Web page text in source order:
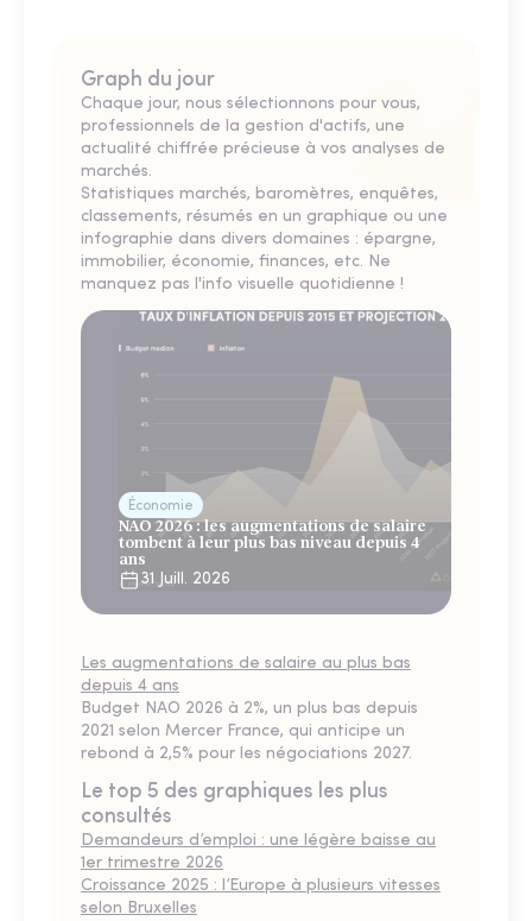
Graph du jour
Chaque jour, nous sélectionnons pour vous,
professionnels de la gestion d'actifs, une
actualité chiffrée précieuse à vos analyses de
marchés.
Statistiques marchés, baromètres, enquêtes,
classements, résumés en un graphique ou une
infographie dans divers domaines : épargne,
immobilier, économie, finances, etc. Ne
manquez pas l'info visuelle quotidienne !
Économie
NAO 2026 : les augmentations de salaire
tombent à leur plus bas niveau depuis 4
ans
31 Juill. 2026
Les augmentations de salaire au plus bas
depuis 4 ans
Budget NAO 2026 à 2%, un plus bas depuis
2021 selon Mercer France, qui anticipe un
rebond à 2,5% pour les négociations 2027.
Le top 5 des graphiques les plus
consultés
Demandeurs d’emploi : une légère baisse au
1er trimestre 2026
Croissance 2025 : l’Europe à plusieurs vitesses
selon Bruxelles